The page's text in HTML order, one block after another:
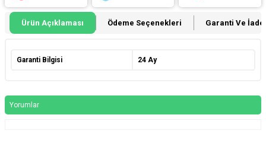
Ürün Açıklaması Ödeme Seçenekleri Garanti Ve İade
Garanti Bilgisi 24 Ay
Yorumlar